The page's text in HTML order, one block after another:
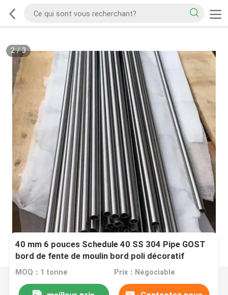
2/3
40 mm 6 pouces Schedule 40 SS 304 Pipe GOST
bord de fente de moulin bord poli décoratif
MOQ：1 tonne Prix：Négociable